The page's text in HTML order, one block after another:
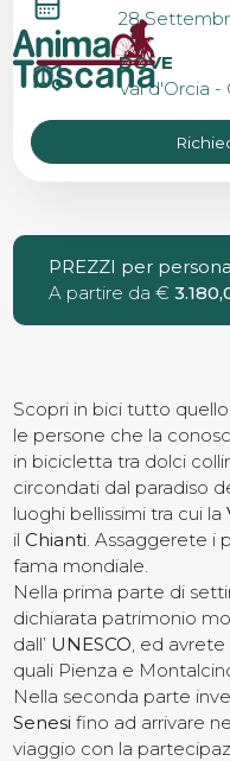
TUSCANY
L’EROICA
28
DOVE
Val d'Orcia -
PREZZI per
A partire da €
Scopri in bici tutto
le persone che la
in bicicletta tra dolci
circondati dal paradiso
luoghi bellissimi tra cui la
il Chianti. Assaggerete i
fama mondiale.
Nella prima parte di
dichiarata patrimonio
dall’ UNESCO, ed avrete
quali Pienza e
Nella seconda parte
Senesi fino ad arrivare
viaggio con la
MENU
Bike
Tour
Chi